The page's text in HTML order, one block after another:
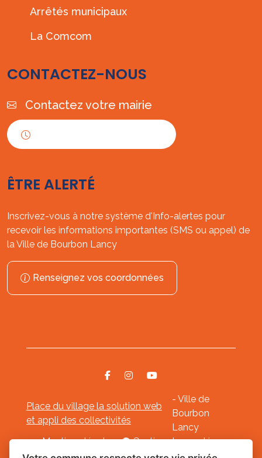
Arrêtés municipaux
La Comcom
CONTACTEZ-NOUS
Contactez votre mairie
ÊTRE ALERTÉ
Inscrivez-vous à notre système d'Info-alertes pour
recevoir les informations importantes (SMS ou appel) de
la Ville de Bourbon Lancy
Renseignez vos coordonnées
Place du village la solution web
et appli des collectivités
- Ville de
Bourbon
Lancy
Mentions légales- Gestion des cookies